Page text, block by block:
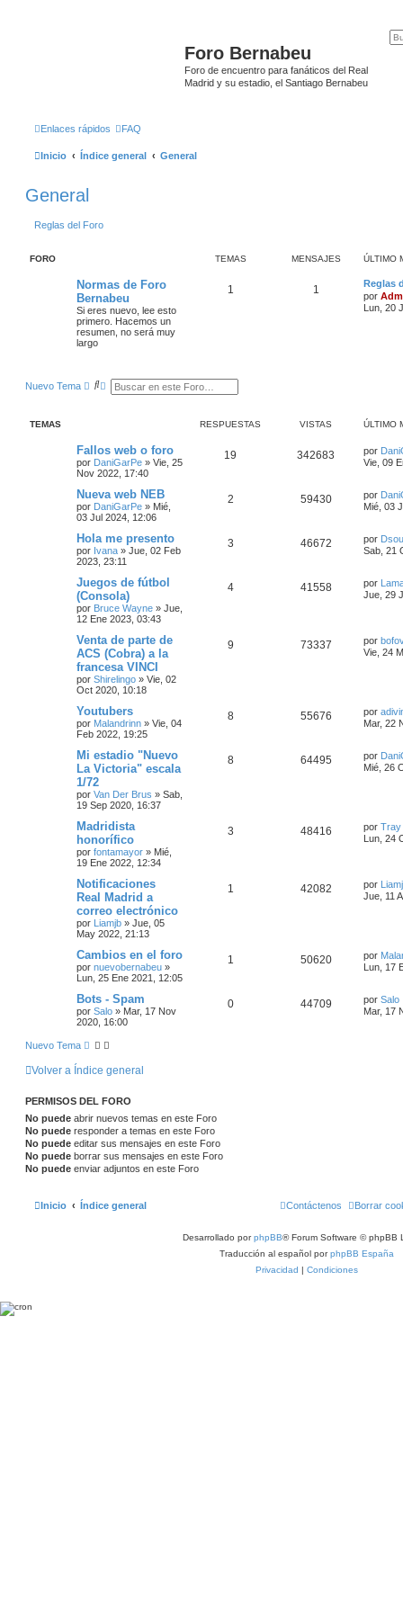
Foro Bernabeu
Foro de encuentro para fanáticos del Real
Madrid y su estadio, el Santiago Bernabeu
Enlaces rápidos FAQ
Inicio Índice general General
General
Reglas del Foro
FORO TEMAS MENSAJES ÚLTIMO
Normas de Foro
Bernabeu
Si eres nuevo, lee esto
primero. Hacemos un
resumen, no será muy
largo
1 1
Reglas
por
Lun, 20
Nuevo Tema
B B
d
a
a
v
a
n
z
a
d
a
TEMAS RESPUESTAS VISTAS ÚLTIMO
Fallos web o foro
por DaniGarPe » Vie, 25
Nov 2022, 17:40
19 342683 por
Vie, 09
Nueva web NEB
por DaniGarPe » Mié,
03 Jul 2024, 12:06
2 59430 por
Mié, 03
Hola me presento
por Ivana » Jue, 02 Feb
2023, 23:11
3 46672 por
Sab, 21
Juegos de fútbol
(Consola)
por Bruce Wayne » Jue,
12 Ene 2023, 03:43
4 41558 por
Jue, 29
Venta de parte de
ACS (Cobra) a la
francesa VINCI
por Shirelingo » Vie, 02
Oct 2020, 10:18
9 73337 por
Vie, 24
Youtubers
por Malandrinn » Vie, 04
Feb 2022, 19:25
8 55676 por
Mar, 22
Mi estadio "Nuevo
La Victoria" escala
1/72
por Van Der Brus » Sab,
19 Sep 2020, 16:37
8 64495 por
Mié, 26
Madridista
honorífico
por fontamayor » Mié,
19 Ene 2022, 12:34
3 48416 por Tray
Lun, 24
Notificaciones
Real Madrid a
correo electrónico
por Liamjb » Jue, 05
May 2022, 21:13
1 42082 por
Jue, 11
Cambios en el foro
por nuevobernabeu »
Lun, 25 Ene 2021, 12:05
1 50620 por
Lun, 17
Bots - Spam
por Salo » Mar, 17 Nov
2020, 16:00
0 44709 por Salo
Mar, 17
Nuevo Tema
Volver a Índice general
PERMISOS DEL FORO
No puede abrir nuevos temas en este Foro
No puede responder a temas en este Foro
No puede editar sus mensajes en este Foro
No puede borrar sus mensajes en este Foro
No puede enviar adjuntos en este Foro
Inicio Índice general Borrar
Contáctenos
Desarrollado porphpBB® Forum Software © phpBB
Traducción al español porphpBB España
Privacidad | Condiciones